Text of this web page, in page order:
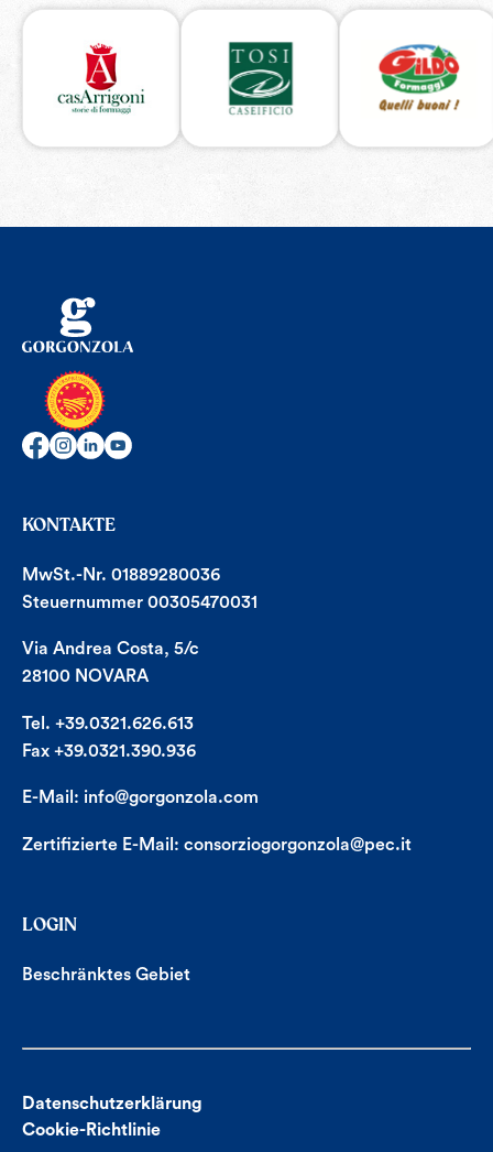
KONTAKTE
MwSt.-Nr. 01889280036
Steuernummer 00305470031
Via Andrea Costa, 5/c
28100 NOVARA
Tel. +39.0321.626.613
Fax +39.0321.390.936
E-Mail: info@gorgonzola.com
Zertifizierte E-Mail: consorziogorgonzola@pec.it
LOGIN
Beschränktes Gebiet
Datenschutzerklärung
Cookie-Richtlinie